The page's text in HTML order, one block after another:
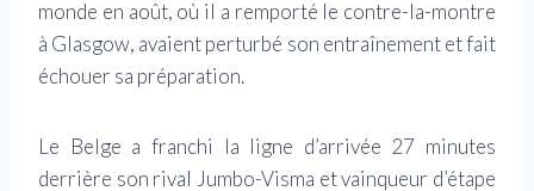
monde en août, où il a remporté le contre-la-montre
à Glasgow, avaient perturbé son entraînement et fait
échouer sa préparation.
Le Belge a franchi la ligne d’arrivée 27 minutes
derrière son rival Jumbo-Visma et vainqueur d’étape